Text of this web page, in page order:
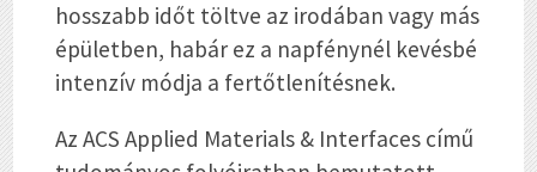
hosszabb időt töltve az irodában vagy más
épületben, habár ez a napfénynél kevésbé
intenzív módja a fertőtlenítésnek.
Az ACS Applied Materials & Interfaces című